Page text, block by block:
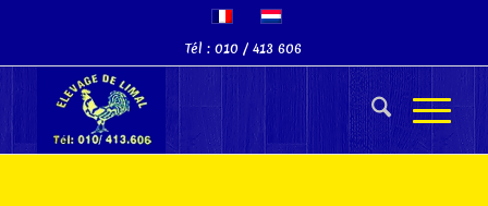
Tél : 010 / 413 606